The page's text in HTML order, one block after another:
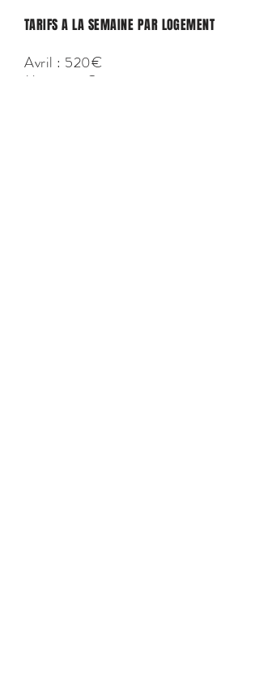
TARIFS A LA SEMAINE PAR LOGEMENT
Avril : 520€
Mai : 620€